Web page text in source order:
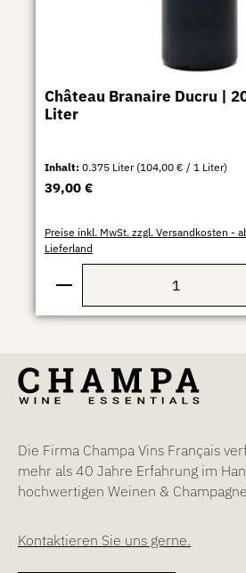
Château Branaire Ducru |
Liter
Inhalt:0.375 Liter (104,00 € / 1 Liter)
Regulärer Preis:
39,00 €
Preise inkl. MwSt. zzgl. Versandkosten -
Lieferland
Produkt Anzahl: Gib den
Die Firma Champa Vins Français
mehr als 40 Jahre Erfahrung im
hochwertigen Weinen &
Kontaktieren Sie uns gerne.